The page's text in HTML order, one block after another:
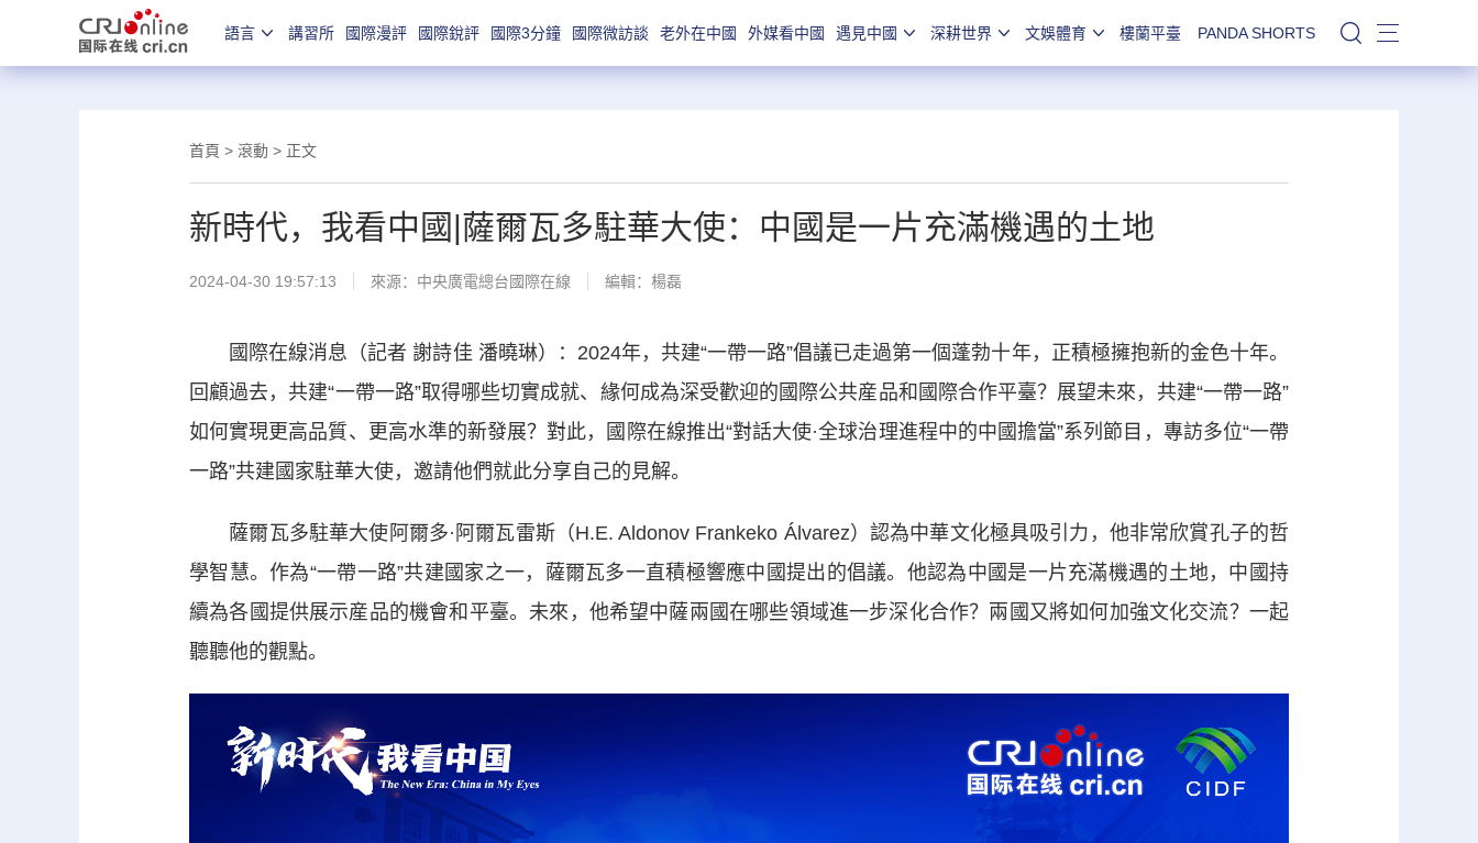
語言 講習所 國際漫評 國際銳評 國際3分鐘 國際微訪談 老外在中國 外媒看中國 遇見中國 深耕世界 文娛體育 樓蘭平臺 PANDA SHORTS 站內搜索
首頁 > 滾動 > 正文
新時代，我看中國|薩爾瓦多駐華大使：中國是一片充滿機遇的土地
2024-04-30 19:57:13 來源：中央廣電總台國際在線 編輯：楊磊
國際在線消息（記者 謝詩佳 潘曉琳）：2024年，共建“一帶一路”倡議已走過第一個蓬勃十年，正積極擁抱新的金色十年。
回顧過去，共建“一帶一路”取得哪些切實成就、緣何成為深受歡迎的國際公共産品和國際合作平臺？展望未來，共建“一帶一路”
如何實現更高品質、更高水準的新發展？對此，國際在線推出“對話大使·全球治理進程中的中國擔當”系列節目，專訪多位“一帶
一路”共建國家駐華大使，邀請他們就此分享自己的見解。
薩爾瓦多駐華大使阿爾多·阿爾瓦雷斯（H.E. Aldonov Frankeko Álvarez）認為中華文化極具吸引力，他非常欣賞孔子的哲
學智慧。作為“一帶一路”共建國家之一，薩爾瓦多一直積極響應中國提出的倡議。他認為中國是一片充滿機遇的土地，中國持
續為各國提供展示産品的機會和平臺。未來，他希望中薩兩國在哪些領域進一步深化合作？兩國又將如何加強文化交流？一起
聽聽他的觀點。